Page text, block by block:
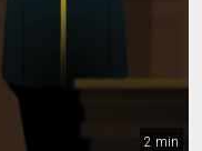
2 min